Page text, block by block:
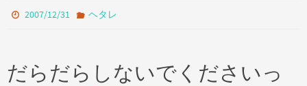
2007/12/31 ヘタレ
だらだらしないでくださいっ